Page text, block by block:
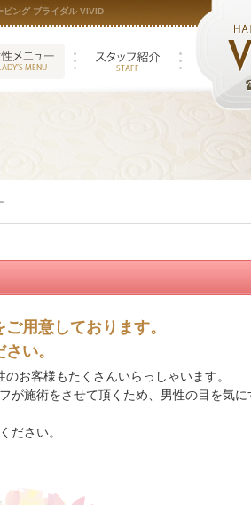
ビング ブライダル VIVID
用意しております。
い。
お客様もたくさんいらっしゃいます。
が施術をさせて頂くため、男性の目を気に
ださい。